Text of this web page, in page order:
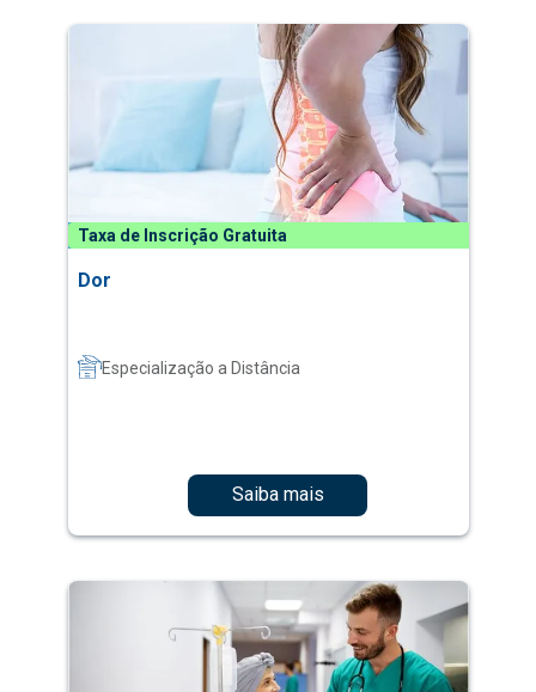
Taxa de Inscrição Gratuita
Dor
Especialização a Distância
Saiba mais